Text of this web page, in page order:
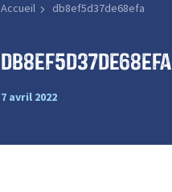
Accueil db8ef5d37de68efa
db8ef5d37de68efa
7 avril 2022